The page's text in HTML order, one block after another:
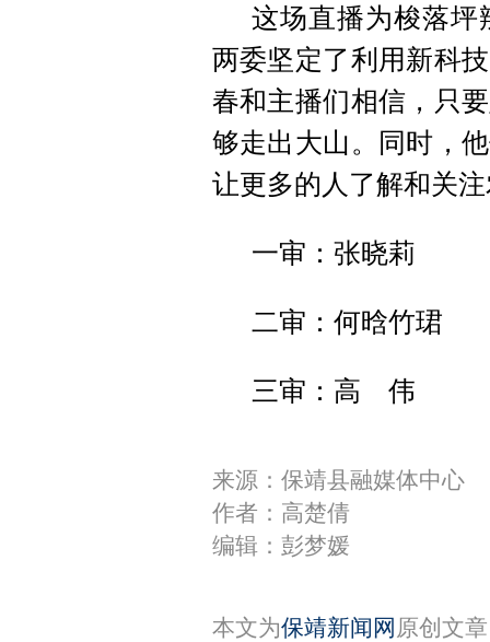
这场直播为梭落坪
两委坚定了利用新科
春和主播们相信，只
够走出大山。同时，
让更多的人了解和关
一审：张晓莉
二审：何晗竹珺
三审：高 伟
来源：保靖县融媒体中心
作者：高楚倩
编辑：彭梦媛
本文为保靖新闻网 原创文